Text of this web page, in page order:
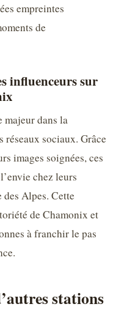
empreintes
de
influenceurs sur
dans la
sociaux. Grâce
images soignées, ces
chez leurs
Alpes. Cette
de Chamonix et
à franchir le pas
stations